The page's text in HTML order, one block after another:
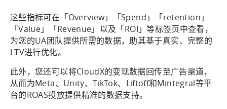
这些指标可在「Overview」「Spend」「retention」
「Value」「Revenue」以及「ROI」等标签页中查看，
为您的UA团队提供所需的数据，助其基于真实、完整的
LTV进行优化。
此外，您还可以将CloudX的变现数据回传至广告渠道，
从而为Meta、Unity、TikTok、Liftoff和Mintegral等平
台的ROAS投放提供精准的数据支持。